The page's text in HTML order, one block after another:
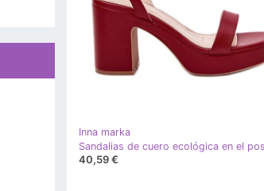
Inna marka
40,59 €